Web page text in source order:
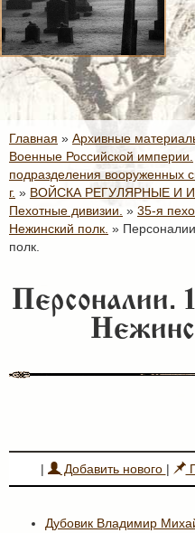
Главная » Архивные
Военные Российской империи.
подразделения вооруженных
г. » ВОЙСКА РЕГУЛЯРНЫЕ И
Пехотные дивизии. » 35-я
Нежинский полк. »
полк.
Персоналии.
| Добавить нового |
Дубовик Владимир